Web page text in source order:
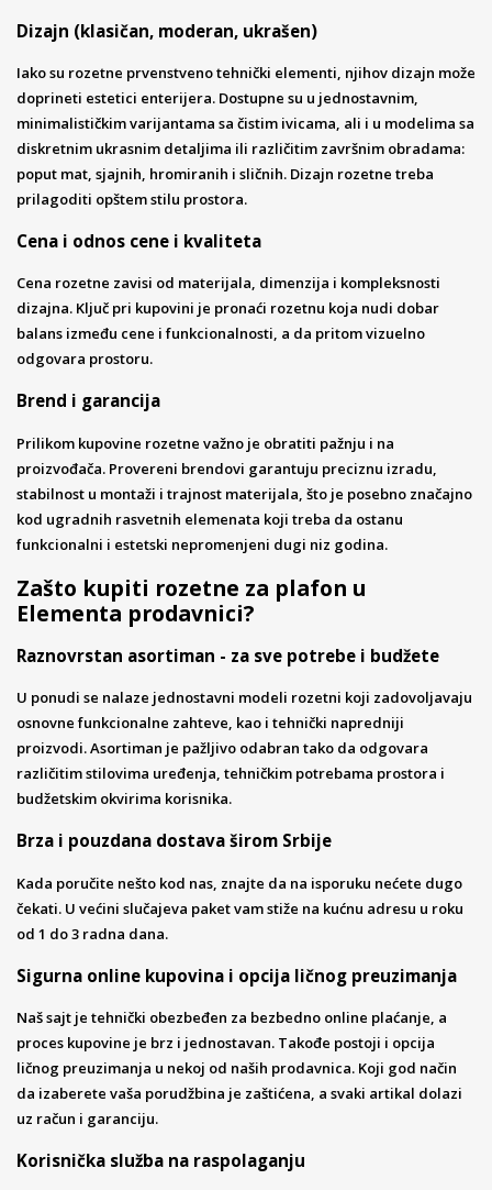
Dizajn (klasičan, moderan, ukrašen)
Iako su rozetne prvenstveno tehnički elementi, njihov dizajn može
doprineti estetici enterijera. Dostupne su u jednostavnim,
minimalističkim varijantama sa čistim ivicama, ali i u modelima sa
diskretnim ukrasnim detaljima ili različitim završnim obradama:
poput mat, sjajnih, hromiranih i sličnih. Dizajn rozetne treba
prilagoditi opštem stilu prostora.
Cena i odnos cene i kvaliteta
Cena rozetne zavisi od materijala, dimenzija i kompleksnosti
dizajna. Ključ pri kupovini je pronaći rozetnu koja nudi dobar
balans između cene i funkcionalnosti, a da pritom vizuelno
odgovara prostoru.
Brend i garancija
Prilikom kupovine rozetne važno je obratiti pažnju i na
proizvođača. Provereni brendovi garantuju preciznu izradu,
stabilnost u montaži i trajnost materijala, što je posebno značajno
kod ugradnih rasvetnih elemenata koji treba da ostanu
funkcionalni i estetski nepromenjeni dugi niz godina.
Zašto kupiti rozetne za plafon u
Elementa prodavnici?
Raznovrstan asortiman - za sve potrebe i budžete
U ponudi se nalaze jednostavni modeli rozetni koji zadovoljavaju
osnovne funkcionalne zahteve, kao i tehnički napredniji
proizvodi. Asortiman je pažljivo odabran tako da odgovara
različitim stilovima uređenja, tehničkim potrebama prostora i
budžetskim okvirima korisnika.
Brza i pouzdana dostava širom Srbije
Kada poručite nešto kod nas, znajte da na isporuku nećete dugo
čekati. U većini slučajeva paket vam stiže na kućnu adresu u roku
od 1 do 3 radna dana.
Sigurna online kupovina i opcija ličnog preuzimanja
Naš sajt je tehnički obezbeđen za bezbedno online plaćanje, a
proces kupovine je brz i jednostavan. Takođe postoji i opcija
ličnog preuzimanja u nekoj od naših prodavnica. Koji god način
da izaberete vaša porudžbina je zaštićena, a svaki artikal dolazi
uz račun i garanciju.
Korisnička služba na raspolaganju